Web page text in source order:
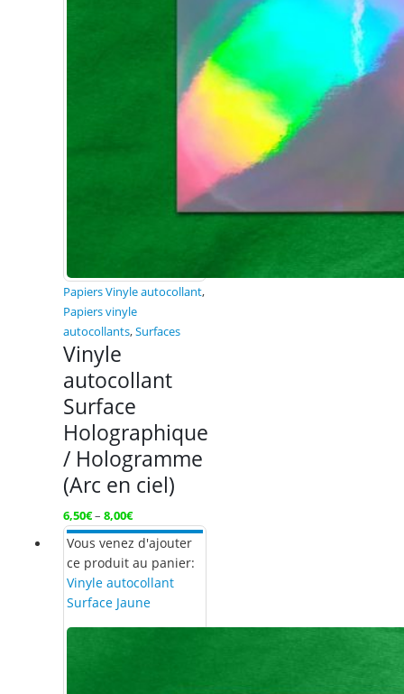
Papiers Vinyle autocollant,
Papiers vinyle
autocollants,Surfaces
Vinyle
autocollant
Surface
Holographique
/ Hologramme
(Arc en ciel)
6,50€– 8,00€
Vous venez d'ajouter
ce produit au panier:
Vinyle autocollant
Surface Jaune